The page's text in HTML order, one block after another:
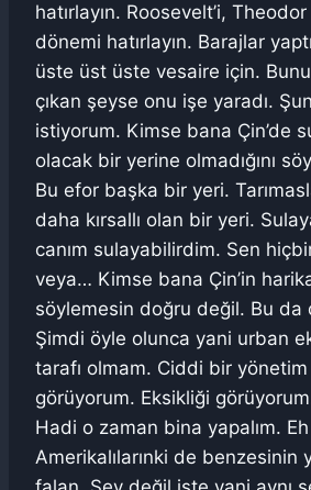
hatırlayın. Roosevelt’i,
dönemi hatırlayın. Barajlar
üste üst üste vesaire için.
çıkan şeyse onu işe yaradı.
istiyorum. Kimse bana Çin’de
olacak bir yerine olmadığını
Bu efor başka bir yeri.
daha kırsallı olan bir yeri.
canım sulayabilirdim. Sen
veya… Kimse bana Çin’in
söylemesin doğru değil. Bu da
Şimdi öyle olunca yani urban
tarafı olmam. Ciddi bir
görüyorum. Eksikliği
Hadi o zaman bina yapalım. Eh
Amerikalılarınki de benzesinin